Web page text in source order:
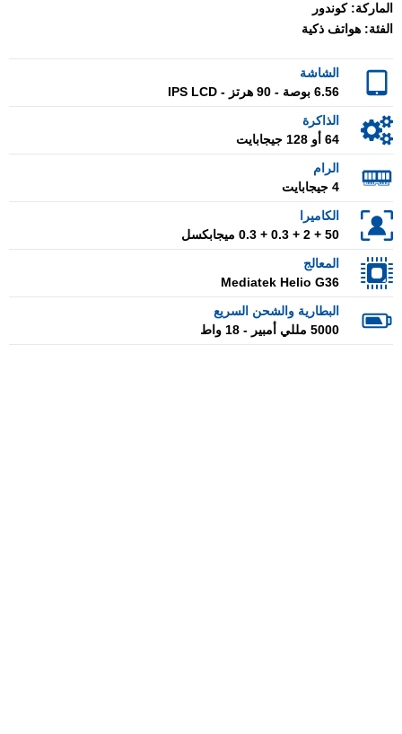
الماركة: كوندور
الفئة: هواتف ذكية
الشاشة
6.56 بوصة - 90 هرتز - IPS LCD
الذاكرة
64 أو 128 جيجابايت
الرام
4 جيجابايت
الكاميرا
50 + 2 + 0.3 + 0.3 ميجابكسل
المعالج
Mediatek Helio G36
البطارية والشحن السريع
5000 مللي أمبير - 18 واط